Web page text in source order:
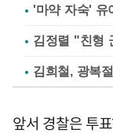
'마약 자숙' 유
김정렬 "친형
김희철, 광복
앞서 경찰은 투